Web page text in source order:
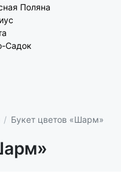
Поляна
Садок
Букет цветов «Шарм»